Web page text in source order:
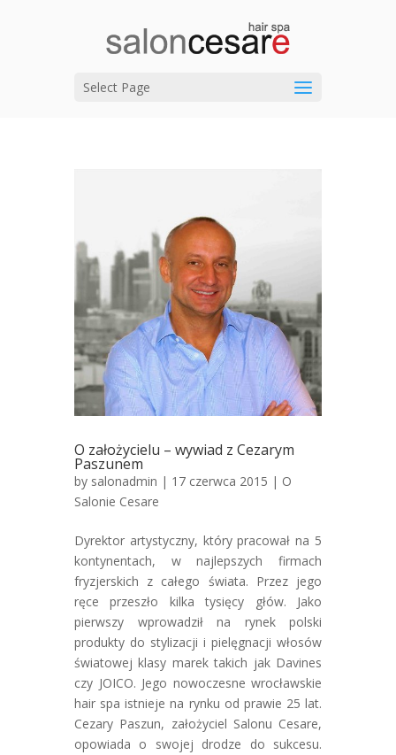
Select Page
O założycielu – wywiad z Cezarym
Paszunem
by salonadmin | 17 czerwca 2015 | O
Salonie Cesare
Dyrektor artystyczny, który pracował na 5
kontynentach, w najlepszych firmach
fryzjerskich z całego świata. Przez jego
ręce przeszło kilka tysięcy głów. Jako
pierwszy wprowadził na rynek polski
produkty do stylizacji i pielęgnacji włosów
światowej klasy marek takich jak Davines
czy JOICO. Jego nowoczesne wrocławskie
hair spa istnieje na rynku od prawie 25 lat.
Cezary Paszun, założyciel Salonu Cesare,
opowiada o swojej drodze do sukcesu.